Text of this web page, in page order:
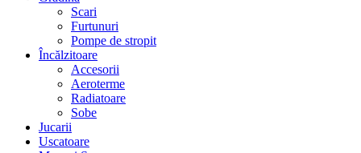
Scari
Furtunuri
Pompe de stropit
Încălzitoare
Accesorii
Aeroterme
Radiatoare
Sobe
Jucarii
Uscatoare